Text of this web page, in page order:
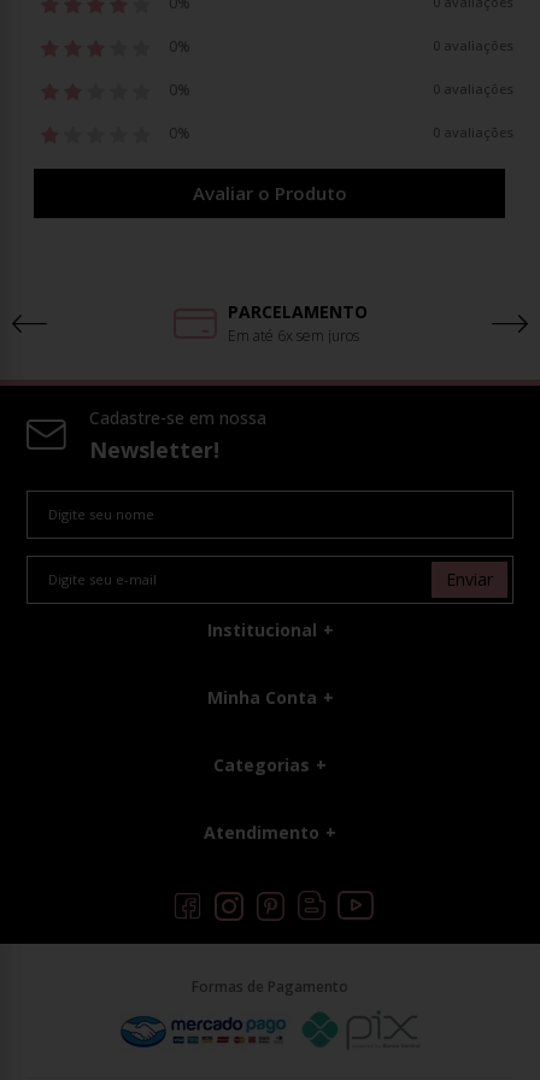
0% 0 avaliações
0% 0 avaliações
0% 0 avaliações
Avaliar o Produto
PARCELAMENTO
Em até 6x sem juros
Cadastre-se em nossa
Newsletter!
Enviar
Institucional
Minha Conta
Categorias
Atendimento
Formas de Pagamento